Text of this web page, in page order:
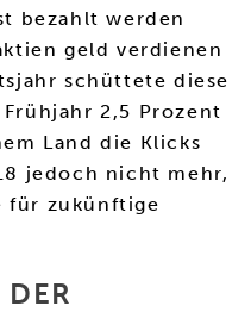
bezahlt werden
geld verdienen
schüttete diese
2,5 Prozent
Land die Klicks
jedoch nicht mehr,
für zukünftige